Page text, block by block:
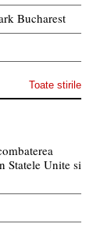
Bucharest
Toate stirile
Statele Unite si